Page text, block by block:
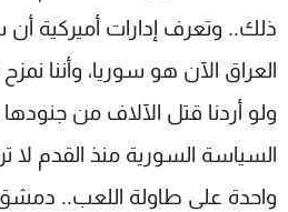
ذلك.. وتعرف إدارات أميركية
العراق الآن هو سوريا، وأننا
ولو أردنا قتل الآلاف من جنودها
السياسة السورية منذ القدم لا
واحدة على طاولة اللعب..